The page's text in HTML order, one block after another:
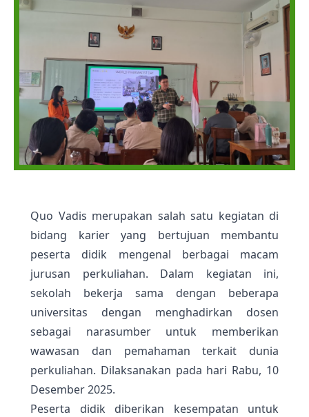
Quo Vadis merupakan salah satu kegiatan di
bidang karier yang bertujuan membantu
peserta didik mengenal berbagai macam
jurusan perkuliahan. Dalam kegiatan ini,
sekolah bekerja sama dengan beberapa
universitas dengan menghadirkan dosen
sebagai narasumber untuk memberikan
wawasan dan pemahaman terkait dunia
perkuliahan. Dilaksanakan pada hari Rabu, 10
Desember 2025.
Peserta didik diberikan kesempatan untuk